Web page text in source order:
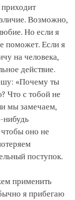
приходит
Возможно,
Но если я
поможет. Если я
на человека,
действие.
«Почему ты
Что с тобой не
мы замечаем,
нибудь
оно не
поступок.
применить
я прибегаю